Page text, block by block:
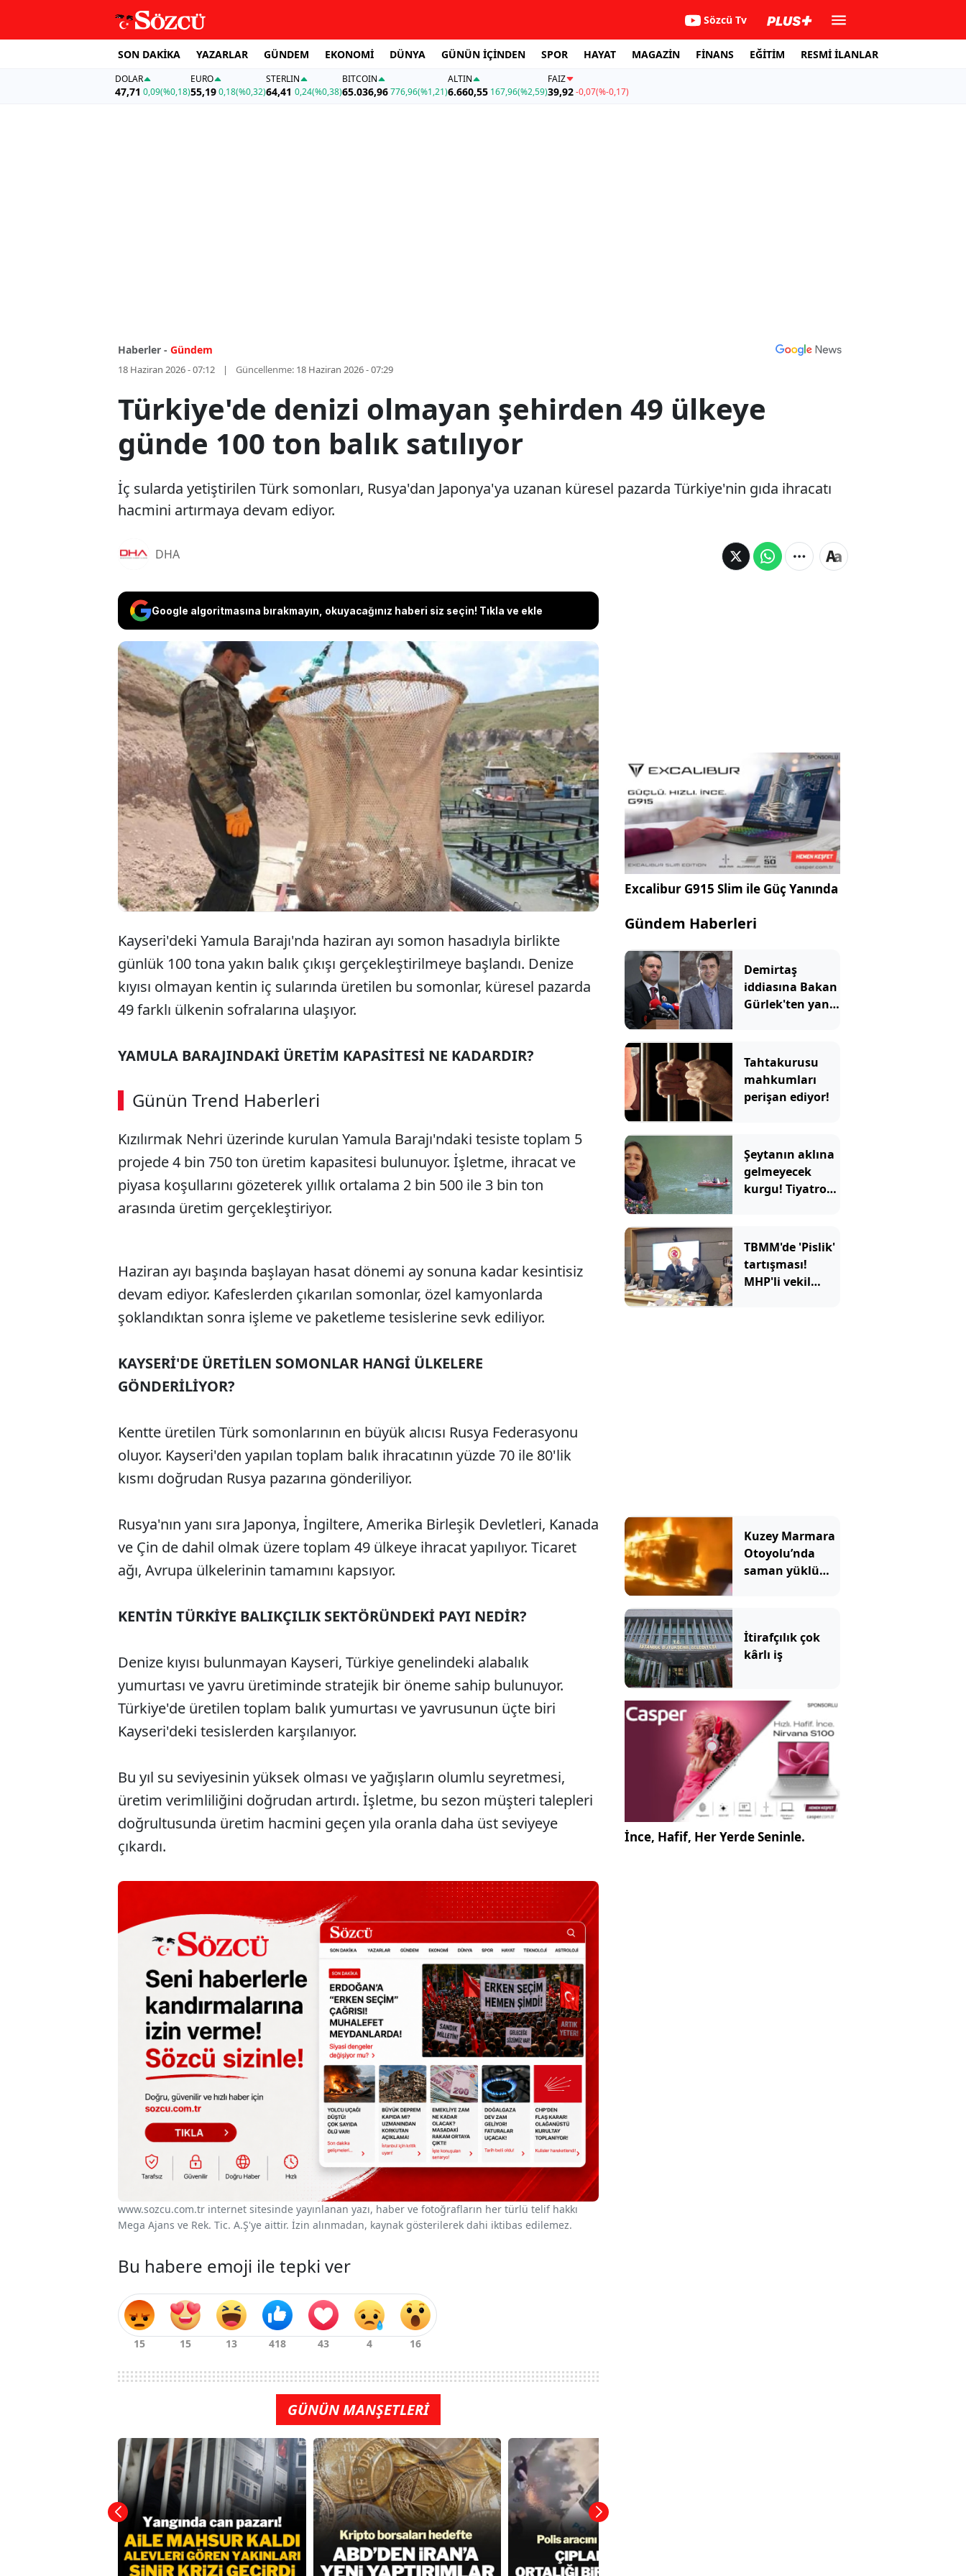
Sözcü Tv
SON DAKİKA YAZARLAR GÜNDEM EKONOMİ DÜNYA GÜNÜN İÇİNDEN SPOR HAYAT MAGAZİN FİNANS EĞİTİM RESMİ İLANLAR
DOLAR
47,71 0,09(%0,18)
EURO
55,19 0,18(%0,32)
STERLIN
64,41 0,24(%0,38)
BITCOIN
65.036,96776,96(%1,21)
ALTIN
6.660,55 167,96(%2,59)
FAİZ
39,92-0,07(%-0,17)
Haberler - Gündem
18 Haziran 2026 - 07:12 Güncellenme: 18 Haziran 2026 - 07:29
Türkiye'de denizi olmayan şehirden 49 ülkeye
günde 100 ton balık satılıyor
İç sularda yetiştirilen Türk somonları, Rusya'dan Japonya'ya uzanan küresel pazarda Türkiye'nin gıda ihracatı
hacmini artırmaya devam ediyor.
DHA
Google algoritmasına bırakmayın, okuyacağınız haberi siz seçin! Tıkla ve ekle
İç sularda yetiştirilen Türk somonları, Rusya'dan
Japonya'ya uzanan küresel pazarda Türkiye'nin gıda
ihracatı hacmini artırmaya devam ediyor.
Kayseri'deki Yamula Barajı'nda haziran ayı somon hasadıyla birlikte
günlük 100 tona yakın balık çıkışı gerçekleştirilmeye başlandı. Denize
kıyısı olmayan kentin iç sularında üretilen bu somonlar, küresel pazarda
49 farklı ülkenin sofralarına ulaşıyor.
YAMULA BARAJINDAKİ ÜRETİM KAPASİTESİ NE KADARDIR?
Günün Trend Haberleri
Kızılırmak Nehri üzerinde kurulan Yamula Barajı'ndaki tesiste toplam 5
projede 4 bin 750 ton üretim kapasitesi bulunuyor. İşletme, ihracat ve
piyasa koşullarını gözeterek yıllık ortalama 2 bin 500 ile 3 bin ton
arasında üretim gerçekleştiriyor.
Haziran ayı başında başlayan hasat dönemi ay sonuna kadar kesintisiz
devam ediyor. Kafeslerden çıkarılan somonlar, özel kamyonlarda
şoklandıktan sonra işleme ve paketleme tesislerine sevk ediliyor.
KAYSERİ'DE ÜRETİLEN SOMONLAR HANGİ ÜLKELERE
GÖNDERİLİYOR?
Kentte üretilen Türk somonlarının en büyük alıcısı Rusya Federasyonu
oluyor. Kayseri'den yapılan toplam balık ihracatının yüzde 70 ile 80'lik
kısmı doğrudan Rusya pazarına gönderiliyor.
Rusya'nın yanı sıra Japonya, İngiltere, Amerika Birleşik Devletleri, Kanada
ve Çin de dahil olmak üzere toplam 49 ülkeye ihracat yapılıyor. Ticaret
ağı, Avrupa ülkelerinin tamamını kapsıyor.
KENTİN TÜRKİYE BALIKÇILIK SEKTÖRÜNDEKİ PAYI NEDİR?
Denize kıyısı bulunmayan Kayseri, Türkiye genelindeki alabalık
yumurtası ve yavru üretiminde stratejik bir öneme sahip bulunuyor.
Türkiye'de üretilen toplam balık yumurtası ve yavrusunun üçte biri
Kayseri'deki tesislerden karşılanıyor.
Bu yıl su seviyesinin yüksek olması ve yağışların olumlu seyretmesi,
üretim verimliliğini doğrudan artırdı. İşletme, bu sezon müşteri talepleri
doğrultusunda üretim hacmini geçen yıla oranla daha üst seviyeye
çıkardı.
www.sozcu.com.tr internet sitesinde yayınlanan yazı, haber ve fotoğrafların her türlü telif hakkı
Mega Ajans ve Rek. Tic. A.Ş'ye aittir. İzin alınmadan, kaynak gösterilerek dahi iktibas edilemez.
Bu habere emoji ile tepki ver
GÜNÜN MANŞETLERİ
Excalibur G915 Slim ile Güç Yanında
Gündem Haberleri
Demirtaş
iddiasına Bakan
Gürlek'ten yanıt
Tahtakurusu
mahkumları
perişan ediyor!
Şeytanın aklına
gelmeyecek
kurgu! Tiyatro
TBMM'de 'Pislik'
tartışması!
MHP'li vekil
Kuzey Marmara
Otoyolu’nda
saman yüklü
İtirafçılık çok
kârlı iş
İnce, Hafif, Her Yerde Seninle.